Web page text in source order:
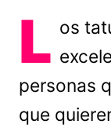
L os
personas
que